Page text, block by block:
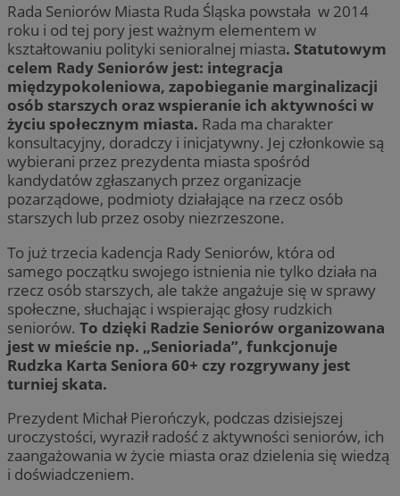
Rada Seniorów Miasta Ruda Śląska powstała w 2014
roku i od tej pory jest ważnym elementem w
kształtowaniu polityki senioralnej miasta. Statutowym
celem Rady Seniorów jest: integracja
międzypokoleniowa, zapobieganie marginalizacji
osób starszych oraz wspieranie ich aktywności w
życiu społecznym miasta. Rada ma charakter
konsultacyjny, doradczy i inicjatywny. Jej członkowie są
wybierani przez prezydenta miasta spośród
kandydatów zgłaszanych przez organizacje
pozarządowe, podmioty działające na rzecz osób
starszych lub przez osoby niezrzeszone.
To już trzecia kadencja Rady Seniorów, która od
samego początku swojego istnienia nie tylko działa na
rzecz osób starszych, ale także angażuje się w sprawy
społeczne, słuchając i wspierając głosy rudzkich
seniorów. To dzięki Radzie Seniorów organizowana
jest w mieście np. „Senioriada”, funkcjonuje
Rudzka Karta Seniora 60+ czy rozgrywany jest
turniej skata.
Prezydent Michał Pierończyk, podczas dzisiejszej
uroczystości, wyraził radość z aktywności seniorów, ich
zaangażowania w życie miasta oraz dzielenia się wiedzą
i doświadczeniem.